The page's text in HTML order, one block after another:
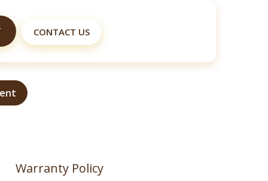
CONTACT US
Warranty Policy